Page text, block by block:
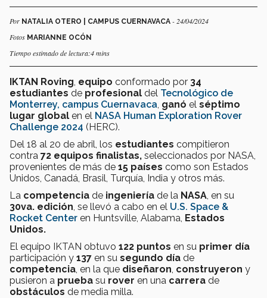
Por NATALIA OTERO | CAMPUS CUERNAVACA - 24/04/2024
Fotos MARIANNE OCÓN
Tiempo estimado de lectura:4 mins
IKTAN Roving equipo conformado por 34
estudiantes de profesional del Tecnológico de
Monterrey, campus Cuernavaca ganó el séptimo
lugar global en el NASA Human Exploration Rover
Challenge 2024 (HERC).
Del 18 al 20 de abril, los estudiantes compitieron
contra 72 equipos finalistas, seleccionados por NASA,
provenientes de más de 15 países como son Estados
Unidos, Canadá, Brasil, Turquía, India y otros más.
La competencia de ingeniería de la NASA , en su
30va. edición , se llevó a cabo en el U.S. Space &
Rocket Center en Huntsville, Alabama, Estados
Unidos.
El equipo IKTAN obtuvo 122 puntos en su primer día
participación y 137 en su segundo día de
competencia , en la que diseñaron construyeron y
pusieron a prueba su rover en una carrera de
obstáculos de media milla.